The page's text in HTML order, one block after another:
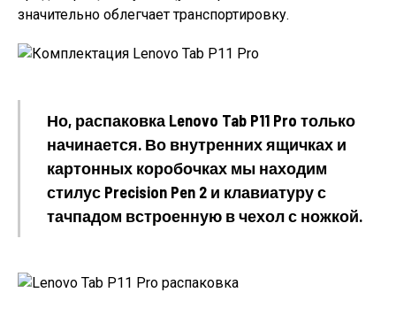
значительно облегчает транспортировку.
Но, распаковка Lenovo Tab P11 Pro только
начинается. Во внутренних ящичках и
картонных коробочках мы находим
стилус Precision Pen 2 и клавиатуру с
тачпадом встроенную в чехол с ножкой.